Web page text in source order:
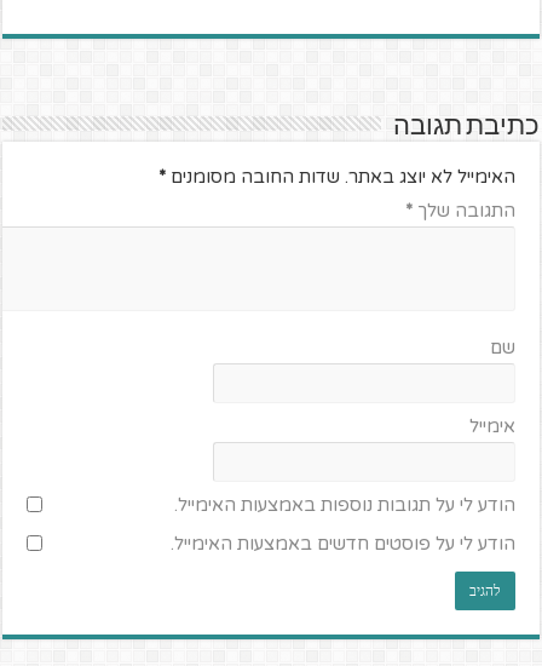
כתיבת תגובה
האימייל לא יוצג באתר. שדות החובה מסומנים*
התגובה שלך*
שם
אימייל
הודע לי על תגובות נוספות באמצעות האימייל.
הודע לי על פוסטים חדשים באמצעות האימייל.